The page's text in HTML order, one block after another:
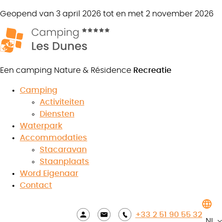
Geopend van 3 april 2026 tot en met 2 november 2026
Een camping Nature & Résidence Recreatie
Camping
Activiteiten
Diensten
Waterpark
Accommodaties
Stacaravan
Staanplaats
Word Eigenaar
Contact
+33 2 51 90 55 32
Lastminute kamperen in de
beoordelingen